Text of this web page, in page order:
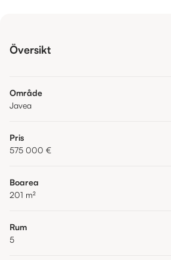
Översikt
Område
Javea
Pris
575 000 €
Boarea
201 m²
Rum
5